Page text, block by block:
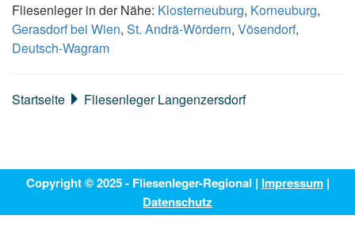
Fliesenleger in der Nähe: Klosterneuburg, Korneuburg,
Gerasdorf bei Wien, St. Andrä-Wördern, Vösendorf,
Deutsch-Wagram
Startseite Fliesenleger Langenzersdorf
Copyright © 2025 - Fliesenleger-Regional | Impressum|
Datenschutz